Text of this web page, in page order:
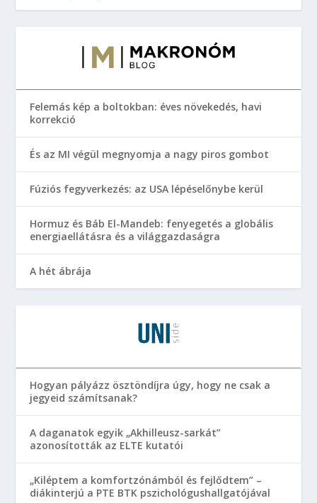
Felemás kép a boltokban: éves növekedés, havi
korrekció
És az MI végül megnyomja a nagy piros gombot
Fúziós fegyverkezés: az USA lépéselőnybe kerül
Hormuz és Báb El-Mandeb: fenyegetés a globális
energiaellátásra és a világgazdaságra
A hét ábrája
Hogyan pályázz ösztöndíjra úgy, hogy ne csak a
jegyeid számítsanak?
A daganatok egyik „Akhilleusz-sarkát”
azonosították az ELTE kutatói
„Kiléptem a komfortzónámból és fejlődtem” –
diákinterjú a PTE BTK pszichológushallgatójával